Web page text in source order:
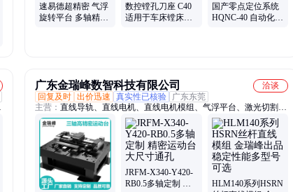
效零点定位锁紧器、精密定位夹具、滚珠夹紧式零点定位器、大刚度
零点定位器、零点校准装置
速易德超精密 气浮
旋转平台 多轴精密
数控镗孔刀座 C40
适用于车床镗床等
国产零点定位系统
HQNC-40 自动化程
广东金瑞峰数智科技有限公司
洽谈
回复及时 出价迅速 真实性已核验
广东东莞
主营： 直线导轨、直线电机、直线电机模组、气浮平台、激光切割检
测平台、丝杠直线模组、直线模组、大理石直线电机
JRFM-X340-Y420-
RB0.5多轴定制 精
HLM140系列HSRN